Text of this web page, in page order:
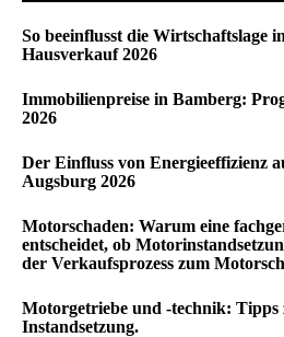
So beeinflusst die Wirtschaftslage
Hausverkauf 2026
Immobilienpreise in Bamberg:
2026
Der Einfluss von Energieeffizienz
Augsburg 2026
Motorschaden: Warum eine
entscheidet, ob
der Verkaufsprozess zum
Motorgetriebe und -technik: Tipps
Instandsetzung.